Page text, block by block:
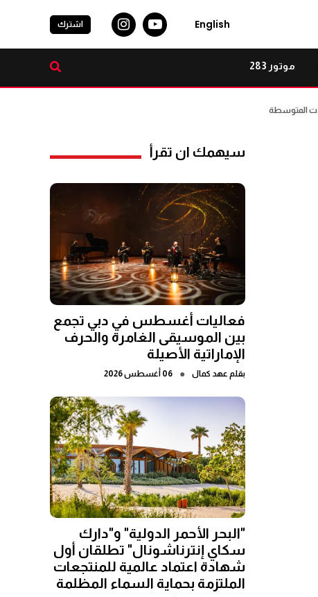
English اشترك
موتور 283
سيهمك ان تقرأ
فعاليات أغسطس في دبي تجمع
بين الموسيقى الغامرة والحرف
الإماراتية الأصيلة
بقلم عهد كمال ● 06 أغسطس 2026
"البحر الأحمر الدولية" و"دارك
سكاي إنترناشونال" تطلقان أول
شهادة اعتماد عالمية للمنتجعات
الملتزمة بحماية السماء المظلمة